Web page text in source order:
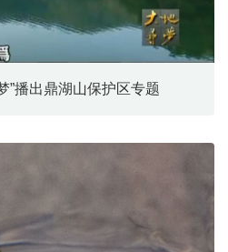
”播出鼎湖山保护区专题